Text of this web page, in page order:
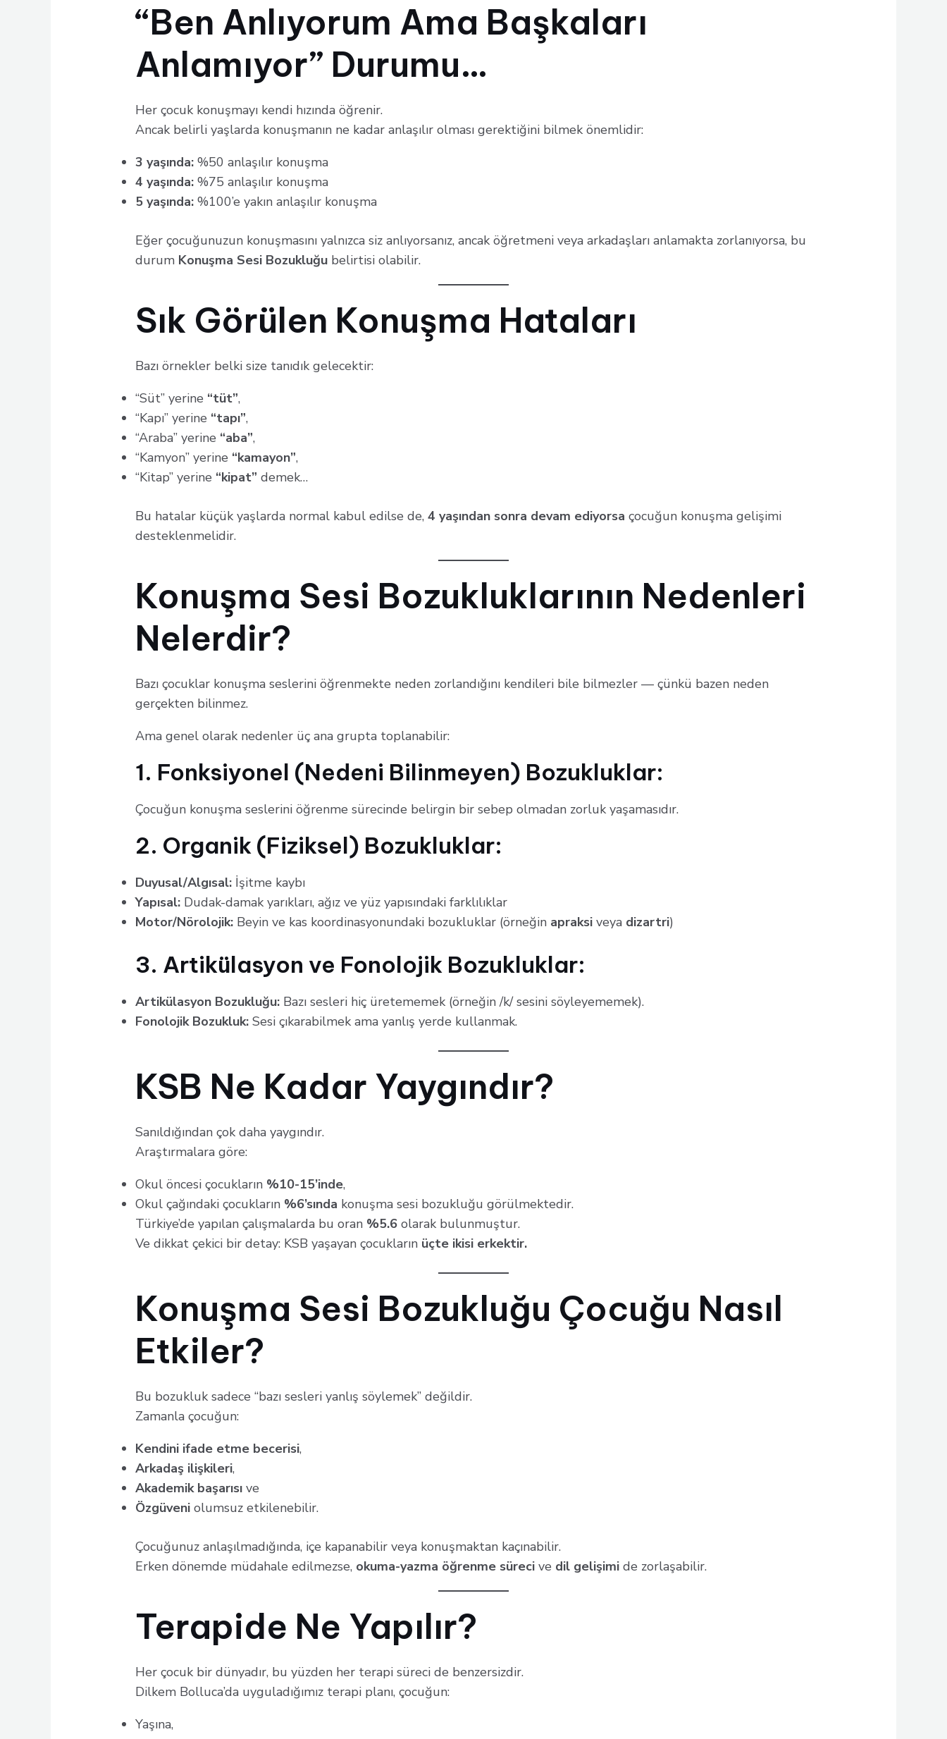
“Ben Anlıyorum Ama Başkaları
Anlamıyor” Durumu…
Her çocuk konuşmayı kendi hızında öğrenir.
Ancak belirli yaşlarda konuşmanın ne kadar anlaşılır olması gerektiğini bilmek önemlidir:
3 yaşında: %50 anlaşılır konuşma
4 yaşında: %75 anlaşılır konuşma
5 yaşında: %100’e yakın anlaşılır konuşma
Eğer çocuğunuzun konuşmasını yalnızca siz anlıyorsanız, ancak öğretmeni veya arkadaşları anlamakta zorlanıyorsa, bu
durum Konuşma Sesi Bozukluğu belirtisi olabilir.
Sık Görülen Konuşma Hataları
Bazı örnekler belki size tanıdık gelecektir:
“Süt” yerine “tüt”,
“Kapı” yerine “tapı”,
“Araba” yerine “aba”,
“Kamyon” yerine “kamayon”,
“Kitap” yerine “kipat” demek…
Bu hatalar küçük yaşlarda normal kabul edilse de,4 yaşından sonra devam ediyorsa çocuğun konuşma gelişimi
desteklenmelidir.
Konuşma Sesi Bozukluklarının Nedenleri
Nelerdir?
Bazı çocuklar konuşma seslerini öğrenmekte neden zorlandığını kendileri bile bilmezler — çünkü bazen neden
gerçekten bilinmez.
Ama genel olarak nedenler üç ana grupta toplanabilir:
1. Fonksiyonel (Nedeni Bilinmeyen) Bozukluklar:
Çocuğun konuşma seslerini öğrenme sürecinde belirgin bir sebep olmadan zorluk yaşamasıdır.
2. Organik (Fiziksel) Bozukluklar:
Duyusal/Algısal: İşitme kaybı
Yapısal: Dudak-damak yarıkları, ağız ve yüz yapısındaki farklılıklar
Motor/Nörolojik: Beyin ve kas koordinasyonundaki bozukluklar (örneğin apraksi veya dizartri)
3. Artikülasyon ve Fonolojik Bozukluklar:
Artikülasyon Bozukluğu: Bazı sesleri hiç üretememek (örneğin /k/ sesini söyleyememek).
Fonolojik Bozukluk: Sesi çıkarabilmek ama yanlış yerde kullanmak.
KSB Ne Kadar Yaygındır?
Sanıldığından çok daha yaygındır.
Araştırmalara göre:
Okul öncesi çocukların %10-15’inde,
Okul çağındaki çocukların %6’sında konuşma sesi bozukluğu görülmektedir.
Türkiye’de yapılan çalışmalarda bu oran %5.6 olarak bulunmuştur.
Ve dikkat çekici bir detay: KSB yaşayan çocukların üçte ikisi erkektir.
Konuşma Sesi Bozukluğu Çocuğu Nasıl
Etkiler?
Bu bozukluk sadece “bazı sesleri yanlış söylemek” değildir.
Zamanla çocuğun:
Kendini ifade etme becerisi,
Arkadaş ilişkileri,
Akademik başarısı ve
Özgüveni olumsuz etkilenebilir.
Çocuğunuz anlaşılmadığında, içe kapanabilir veya konuşmaktan kaçınabilir.
Erken dönemde müdahale edilmezse, okuma-yazma öğrenme süreci ve dil gelişimi de zorlaşabilir.
Terapide Ne Yapılır?
Her çocuk bir dünyadır, bu yüzden her terapi süreci de benzersizdir.
Dilkem Bolluca’da uyguladığımız terapi planı, çocuğun:
Yaşına,